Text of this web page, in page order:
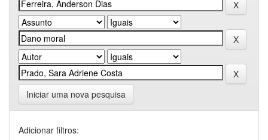
Iniciar uma nova pesquisa
Adicionar filtros: